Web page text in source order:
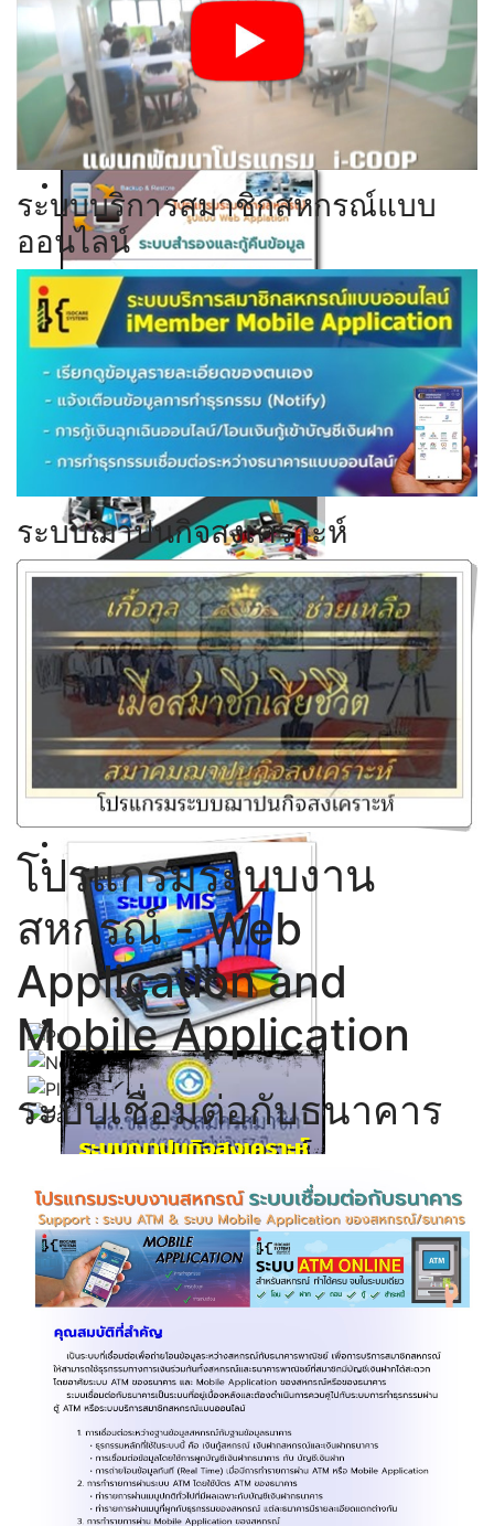
Click ดูรายละเอียด
Click ดูรายละเอียด
Click ดูรายละเอียด
Click ดูรายละเอียด
Click ดูรายละเอียด
Click ดูรายละเอียด
Click ดูรายละเอียด
Click ดูรายละเอียด
Click ดูรายละเอียด
Click ดูรายละเอียด
Click ดูรายละเอียด
ระบบบริการสมาชิกสหกรณ์แบบ
ออนไลน์
ระบบฌาปนกิจสงเคราะห์
โปรแกรมระบบงาน
สหกรณ์ - Web
Application and
Mobile Application
ระบบเชื่อมต่อกับธนาคาร